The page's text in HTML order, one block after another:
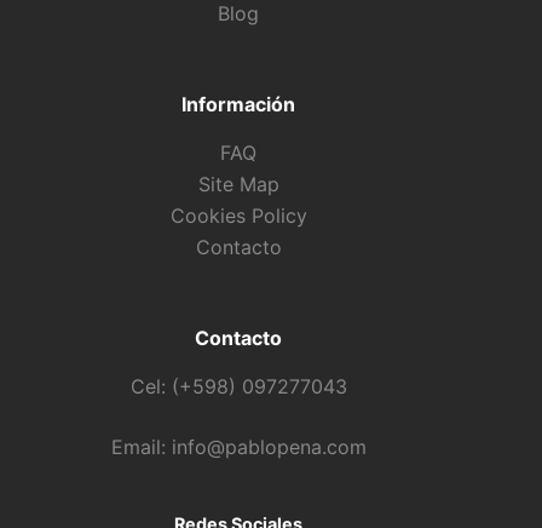
Blog
Información
FAQ
Site Map
Cookies Policy
Contacto
Contacto
Cel: (+598) 097277043
Email: info@pablopena.com
Redes Sociales